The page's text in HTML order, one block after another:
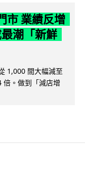
市 業績反增
潮「新鮮
1,000 間大幅減至
倍。做到「減店增